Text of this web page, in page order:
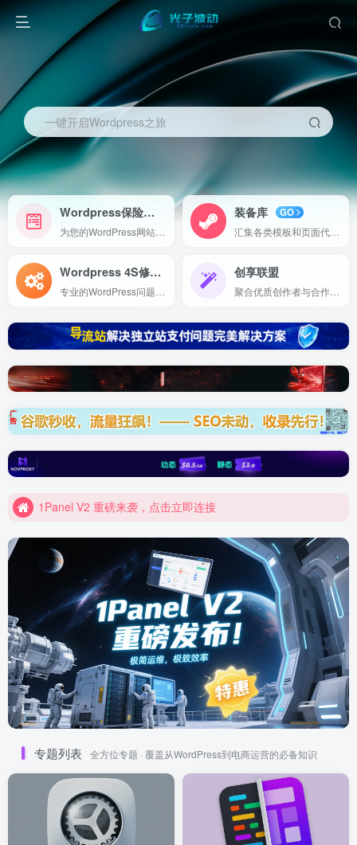
一键开启Wordpress之旅
Wordpress保险NEW
装备库
GO
Wordpress 4S修理 创享联盟
Elementor 模板资源装备库
1Panel V2 重磅来袭，点击立即连接
Elementor 模板资源装备库
1Panel V2 重磅来袭，点击立即连接
专题列表 全方位专题 · 覆盖从WordPress到电商运营的必备知识